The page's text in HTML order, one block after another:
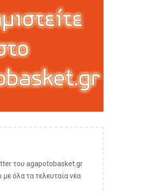
του agapotobasket.gr
με όλα τα τελευταία νέα